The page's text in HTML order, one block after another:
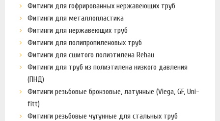
Фитинги для гофрированных нержавеющих труб
Фитинги для металлопластика
Фитинги для нержавеющих труб
Фитинги для полипропиленовых труб
Фитинги для сшитого полиэтилена Rehau
Фитинги для труб из полиэтилена низкого давления
(ПНД)
Фитинги резьбовые бронзовые, латунные (Viega, GF, Uni-
fitt)
Фитинги резьбовые чугунные для стальных труб